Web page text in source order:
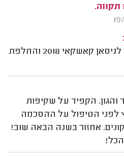
טיפול תקופתי לניסאן קאשקאי 2018 והחלפת
והגון. הקפיד על שקיפות
לפני הטיפול על ההסכמה
אחזור בשנה הבאה שוב!